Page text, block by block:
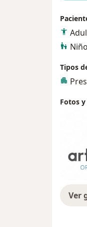
Tipos
Fotos
Ver